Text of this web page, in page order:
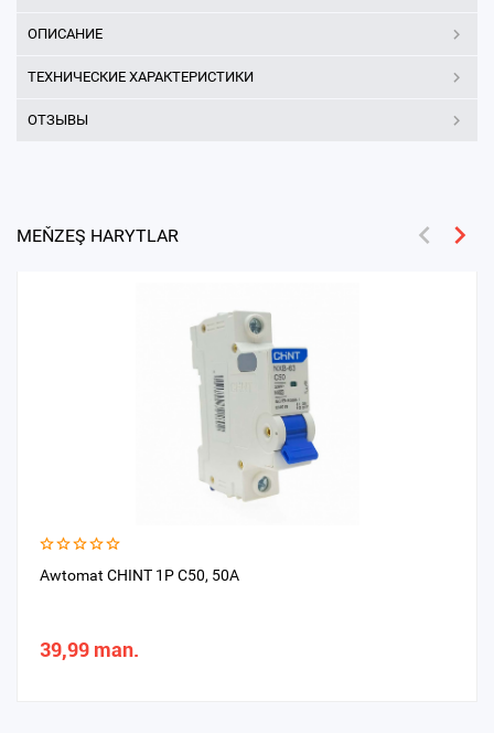
ОПИСАНИЕ
ТЕХНИЧЕСКИЕ ХАРАКТЕРИСТИКИ
ОТЗЫВЫ
MEŇZEŞ HARYTLAR
Awtomat CHINT 1P С50, 50A
39,99 man.